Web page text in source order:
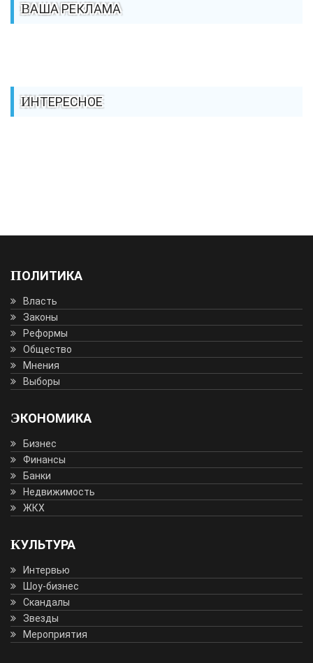
ВАША РЕКЛАМА
ИНТЕРЕСНОЕ
ПОЛИТИКА
Власть
Законы
Реформы
Общество
Мнения
Выборы
ЭКОНОМИКА
Бизнес
Финансы
Банки
Недвижимость
ЖКХ
КУЛЬТУРА
Интервью
Шоу-бизнес
Скандалы
Звезды
Мероприятия